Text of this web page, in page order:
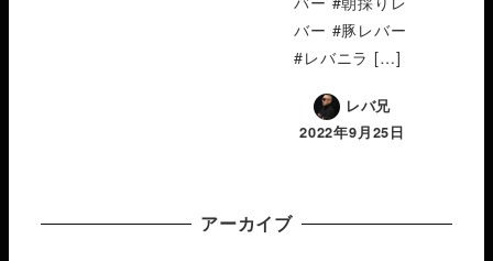
バー #豚レバー
#レバニラ […]
レバ兄
2022年9月25日
アーカイブ